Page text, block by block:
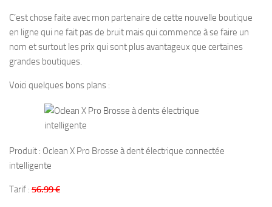
C’est chose faite avec mon partenaire de cette nouvelle boutique
en ligne qui ne fait pas de bruit mais qui commence à se faire un
nom et surtout les prix qui sont plus avantageux que certaines
grandes boutiques.
Voici quelques bons plans :
Produit : Oclean X Pro Brosse à dent électrique connectée
intelligente
Tarif : 56.99 €